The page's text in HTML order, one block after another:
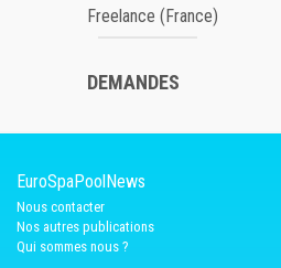
Freelance (France)
DEMANDES
EuroSpaPoolNews
Nous contacter
Nos autres publications
Qui sommes nous ?